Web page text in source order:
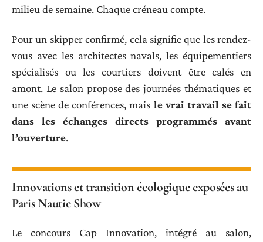
milieu de semaine. Chaque créneau compte.
Pour un skipper confirmé, cela signifie que les rendez-
vous avec les architectes navals, les équipementiers
spécialisés ou les courtiers doivent être calés en
amont. Le salon propose des journées thématiques et
une scène de conférences, mais le vrai travail se fait
dans les échanges directs programmés avant
l’ouverture.
Innovations et transition écologique exposées au
Paris Nautic Show
Le concours Cap Innovation, intégré au salon,